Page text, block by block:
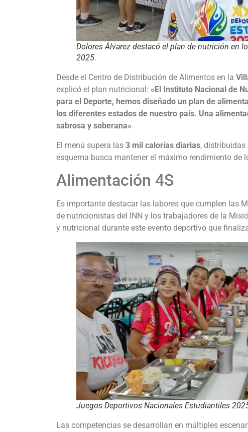
Dolores Álvarez destacó el plan de nutrición en
2025.
Desde el Centro de Distribución de Alimentos en la
explicó el plan nutricional: «El Instituto Nacional de
para el Deporte, hemos diseñado un plan de
los diferentes estados de nuestro país. Una
sabrosa y soberana».
El menú supera las 3 mil calorías diarias, distribuidas
esquema busca mantener el máximo rendimiento
Alimentación 4S
Es importante destacar las labores que cumplen las
de nutricionistas del INN y los trabajadores de la
y nutricional durante este evento deportivo que
Juegos Deportivos Nacionales Estudiantiles
Las competencias se desarrollan en múltiples